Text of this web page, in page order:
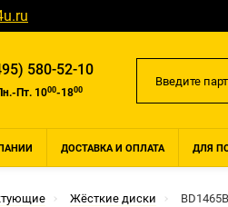
580-52-10
Пт. 1000-1800
ДОСТАВКА И ОПЛАТА ДЛЯ
Жёсткие диски